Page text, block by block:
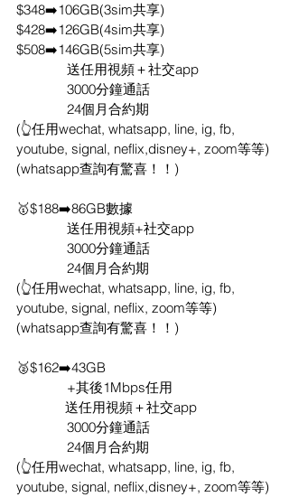
$348➡️106GB(3sim共享)
$428➡️126GB(4sim共享)
$508➡️146GB(5sim共享)
              送任用視頻＋社交app
              3000分鐘通話
              24個月合約期
(👆任用wechat, whatsapp, line, ig, fb,
youtube, signal, neflix,disney+, zoom等等)
(whatsapp查詢有驚喜！！)
🥇$188➡️86GB數據
              送任用視頻+社交app
              3000分鐘通話
              24個月合約期
(👆任用wechat, whatsapp, line, ig, fb,
youtube, signal, neflix, zoom等等)
(whatsapp查詢有驚喜！！)
🥈$162➡️43GB
              +其後1Mbps任用
送任用視頻＋社交app
              3000分鐘通話
              24個月合約期
(👆任用wechat, whatsapp, line, ig, fb,
youtube, signal, neflix,disney+, zoom等等)